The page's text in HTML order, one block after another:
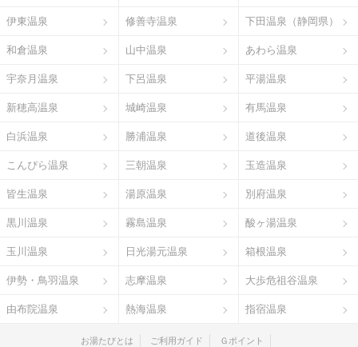
伊東温泉 修善寺温泉 下田温泉（静岡県）
和倉温泉 山中温泉 あわら温泉
宇奈月温泉 下呂温泉 平湯温泉
新穂高温泉 城崎温泉 有馬温泉
白浜温泉 勝浦温泉 道後温泉
こんぴら温泉 三朝温泉 玉造温泉
皆生温泉 湯原温泉 別府温泉
黒川温泉 霧島温泉 酸ヶ湯温泉
玉川温泉 日光湯元温泉 箱根温泉
伊勢・鳥羽温泉 志摩温泉 大歩危祖谷温泉
由布院温泉 熱海温泉 指宿温泉
お湯たびとは ご利用ガイド Ｇポイント